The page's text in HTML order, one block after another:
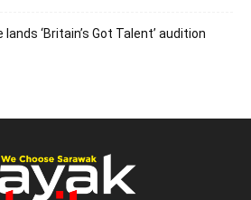
‘Britain’s Got Talent’ audition